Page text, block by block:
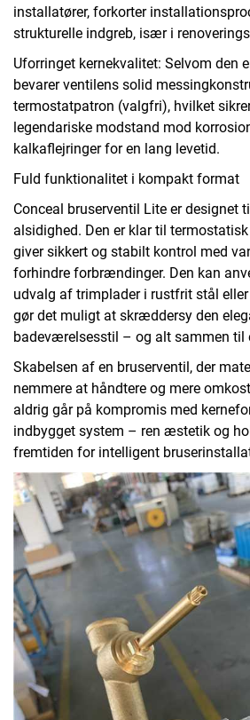
installatører, forkorter
strukturelle indgreb, især i
Uforringet kernekvalitet: Selvom den
bevarer ventilens solid
termostatpatron (valgfri), hvilket
legendariske modstand mod
kalkaflejringer for en lang levetid.
Fuld funktionalitet i kompakt format
Conceal bruserventil Lite er designet
alsidighed. Den er klar til
giver sikkert og stabilt kontrol med
forhindre forbrændinger. Den kan
udvalg af trimplader i rustfrit stål
gør det muligt at skræddersy den
badeværelsesstil – og alt sammen til
Skabelsen af en bruserventil, der
nemmere at håndtere og mere
aldrig går på kompromis med
indbygget system – ren æstetik og
fremtiden for intelligent